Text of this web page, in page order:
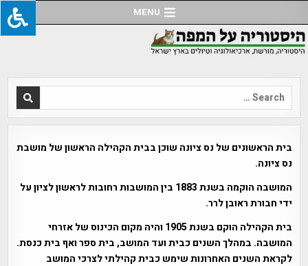
to
content
MENU
Search
for:
בית הראשונים של נס ציונה שוכן בבית הקהילה הראשון של מושבת
נס ציונה.
המושבה הוקמה בשנת 1883 בין המושבות רחובות לראשון לציון על
ידי חבורת ראובן לרר.
בית הקהילה הוקם בשנת 1905 והיה מקום הכינוס של אזרחי
המושבה. במהלך השנים כבית ועד המושב, בית ספר ואף בית כנסת.
לקראת השנים האחרונות שימש כבית קהילתי לצרכי המושב